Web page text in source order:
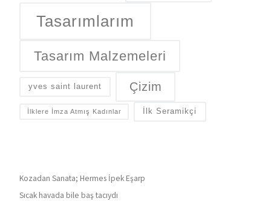
Tasarımlarım
Tasarım Malzemeleri
yves saint laurent Çizim
İlklere İmza Atmış Kadınlar İlk Seramikçi
Kozadan Sanata; Hermes İpek Eşarp
Sıcak havada bile baş tacıydı